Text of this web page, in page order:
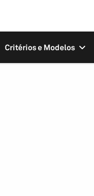
Critérios e Modelos